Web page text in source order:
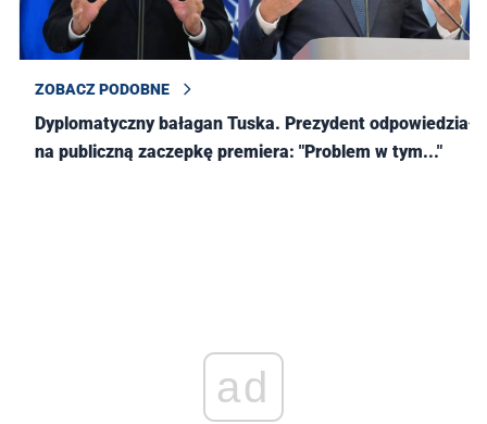
ZOBACZ PODOBNE
Dyplomatyczny bałagan Tuska. Prezydent odpowiedział
na publiczną zaczepkę premiera: "Problem w tym..."
ad